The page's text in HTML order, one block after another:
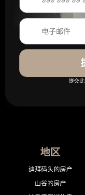
提交
地区
迪拜码头的房产
山谷的房产